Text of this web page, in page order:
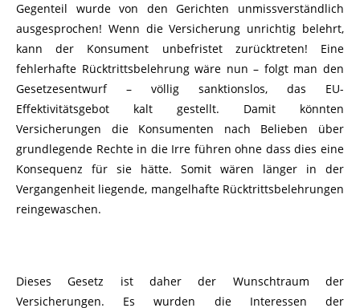
Gegenteil wurde von den Gerichten unmissverständlich
ausgesprochen! Wenn die Versicherung unrichtig belehrt,
kann der Konsument unbefristet zurücktreten! Eine
fehlerhafte Rücktrittsbelehrung wäre nun – folgt man den
Gesetzesentwurf – völlig sanktionslos, das EU-
Effektivitätsgebot kalt gestellt. Damit könnten
Versicherungen die Konsumenten nach Belieben über
grundlegende Rechte in die Irre führen ohne dass dies eine
Konsequenz für sie hätte. Somit wären länger in der
Vergangenheit liegende, mangelhafte Rücktrittsbelehrungen
reingewaschen.
Dieses Gesetz ist daher der Wunschtraum der
Versicherungen. Es wurden die Interessen der